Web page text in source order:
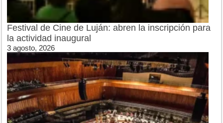
Festival de Cine de Luján: abren la inscripción para
la actividad inaugural
3 agosto, 2026